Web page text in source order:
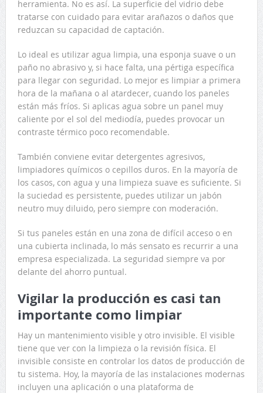
herramienta. No es así. La superficie del vidrio debe
tratarse con cuidado para evitar arañazos o daños que
reduzcan su capacidad de captación.
Lo ideal es utilizar agua limpia, una esponja suave o un
paño no abrasivo y, si hace falta, una pértiga específica
para llegar con seguridad. Lo mejor es limpiar a primera
hora de la mañana o al atardecer, cuando los paneles
están más fríos. Si aplicas agua sobre un panel muy
caliente por el sol del mediodía, puedes provocar un
contraste térmico poco recomendable.
También conviene evitar detergentes agresivos,
limpiadores químicos o cepillos duros. En la mayoría de
los casos, con agua y una limpieza suave es suficiente. Si
la suciedad es persistente, puedes utilizar un jabón
neutro muy diluido, pero siempre con moderación.
Si tus paneles están en una zona de difícil acceso o en
una cubierta inclinada, lo más sensato es recurrir a una
empresa especializada. La seguridad siempre va por
delante del ahorro puntual.
Vigilar la producción es casi tan
importante como limpiar
Hay un mantenimiento visible y otro invisible. El visible
tiene que ver con la limpieza o la revisión física. El
invisible consiste en controlar los datos de producción de
tu sistema. Hoy, la mayoría de las instalaciones modernas
incluyen una aplicación o una plataforma de